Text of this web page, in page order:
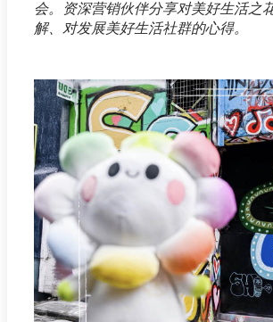
会。资深营销伙伴分享对美好生活之
解、对发展美好生活社群的心得。